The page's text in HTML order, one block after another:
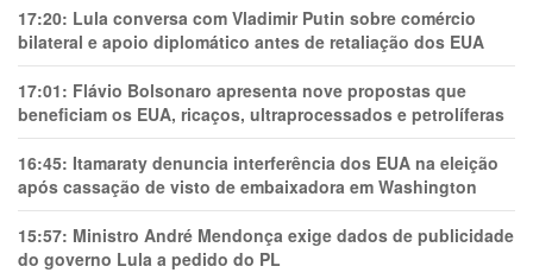
17:20: Lula conversa com Vladimir Putin sobre comércio
bilateral e apoio diplomático antes de retaliação dos EUA
17:01: Flávio Bolsonaro apresenta nove propostas que
beneficiam os EUA, ricaços, ultraprocessados e petrolíferas
16:45: Itamaraty denuncia interferência dos EUA na eleição
após cassação de visto de embaixadora em Washington
15:57: Ministro André Mendonça exige dados de publicidade
do governo Lula a pedido do PL